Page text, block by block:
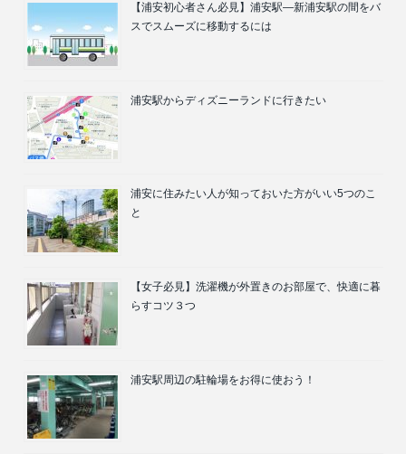
【浦安初心者さん必見】浦安駅―新浦安駅の間をバ
スでスムーズに移動するには
浦安駅からディズニーランドに行きたい
浦安に住みたい人が知っておいた方がいい5つのこ
と
【女子必見】洗濯機が外置きのお部屋で、快適に暮
らすコツ３つ
浦安駅周辺の駐輪場をお得に使おう！